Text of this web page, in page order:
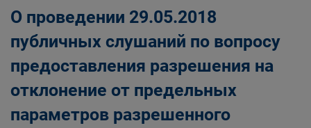
О проведении 29.05.2018
публичных слушаний по вопросу
предоставления разрешения на
отклонение от предельных
параметров разрешенного